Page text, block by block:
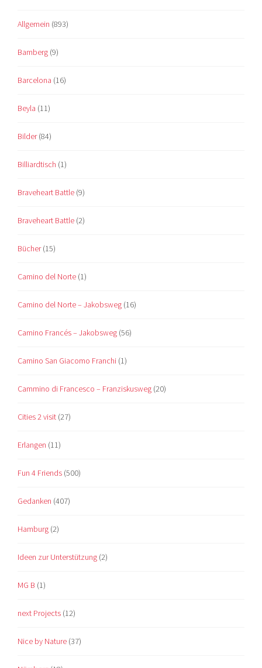
Allgemein (893)
Bamberg (9)
Barcelona (16)
Beyla (11)
Bilder(84)
Billiardtisch (1)
Braveheart Battle (9)
Braveheart Battle (2)
Bücher(15)
Camino del Norte (1)
Camino del Norte – Jakobsweg (16)
Camino Francés – Jakobsweg (56)
Camino San Giacomo Franchi (1)
Cammino di Francesco – Franziskusweg (20)
Cities 2 visit (27)
Erlangen (11)
Fun 4 Friends (500)
Gedanken (407)
Hamburg (2)
Ideen zur Unterstützung (2)
MG B (1)
next Projects (12)
Nice by Nature (37)